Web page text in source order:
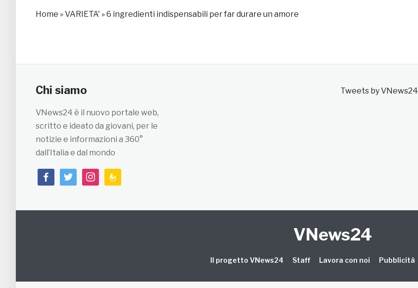
anniversario
Home »VARIETA' »6 ingredienti indispensabili per far durare un amore
Chi siamo
VNews24 è il nuovo portale web,
scritto e ideato da giovani, per le
notizie e informazioni a 360°
dall’Italia e dal mondo
facebooktwitterinstagramfeedburner
Tweets by VNews24
VNews24
Il progetto VNews24 Staff Lavora con noi Pubblicità